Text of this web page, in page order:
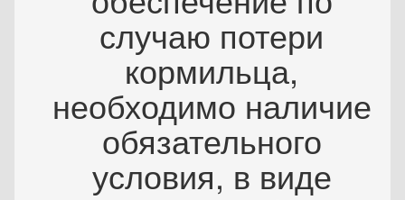
случаю потери
кормильца,
необходимо наличие
обязательного
условия, в виде